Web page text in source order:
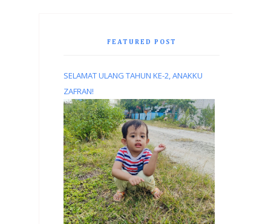
FEATURED POST
SELAMAT ULANG TAHUN KE-2, ANAKKU
ZAFRAN!